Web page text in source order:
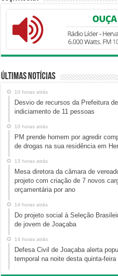
Últimas Notícias
10 horas atrás
Desvio de recursos da Prefeitura
indiciamento de 11 pessoas
10 horas atrás
PM prende homem por agredir
de drogas na sua residência em
13 horas atrás
Mesa diretora da câmara de
projeto com criação de 7 novos
orçamentária por ano
14 horas atrás
Do projeto social à Seleção
de jovem de Joaçaba
14 horas atrás
Defesa Civil de Joaçaba alerta
temporal na noite desta quinta-feira